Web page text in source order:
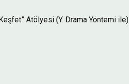
Atölyesi (Y. Drama Yöntemi ile)